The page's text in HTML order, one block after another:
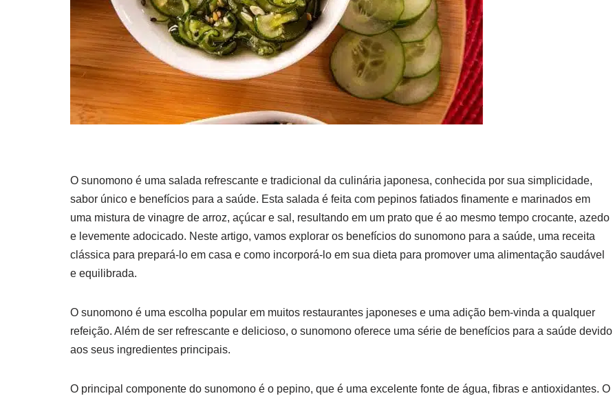
O sunomono é uma salada refrescante e tradicional da culinária japonesa, conhecida por sua simplicidade,
sabor único e benefícios para a saúde. Esta salada é feita com pepinos fatiados finamente e marinados em
uma mistura de vinagre de arroz, açúcar e sal, resultando em um prato que é ao mesmo tempo crocante, azedo
e levemente adocicado. Neste artigo, vamos explorar os benefícios do sunomono para a saúde, uma receita
clássica para prepará-lo em casa e como incorporá-lo em sua dieta para promover uma alimentação saudável
e equilibrada.
O sunomono é uma escolha popular em muitos restaurantes japoneses e uma adição bem-vinda a qualquer
refeição. Além de ser refrescante e delicioso, o sunomono oferece uma série de benefícios para a saúde devido
aos seus ingredientes principais.
O principal componente do sunomono é o pepino, que é uma excelente fonte de água, fibras e antioxidantes. O